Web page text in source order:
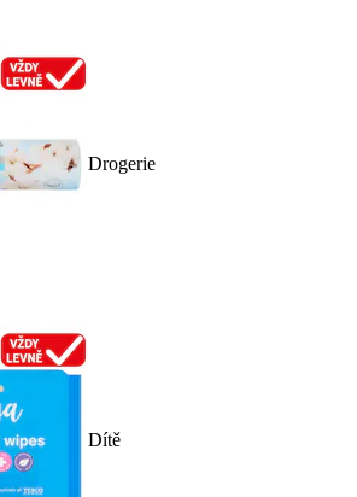
Drogerie
Dítě